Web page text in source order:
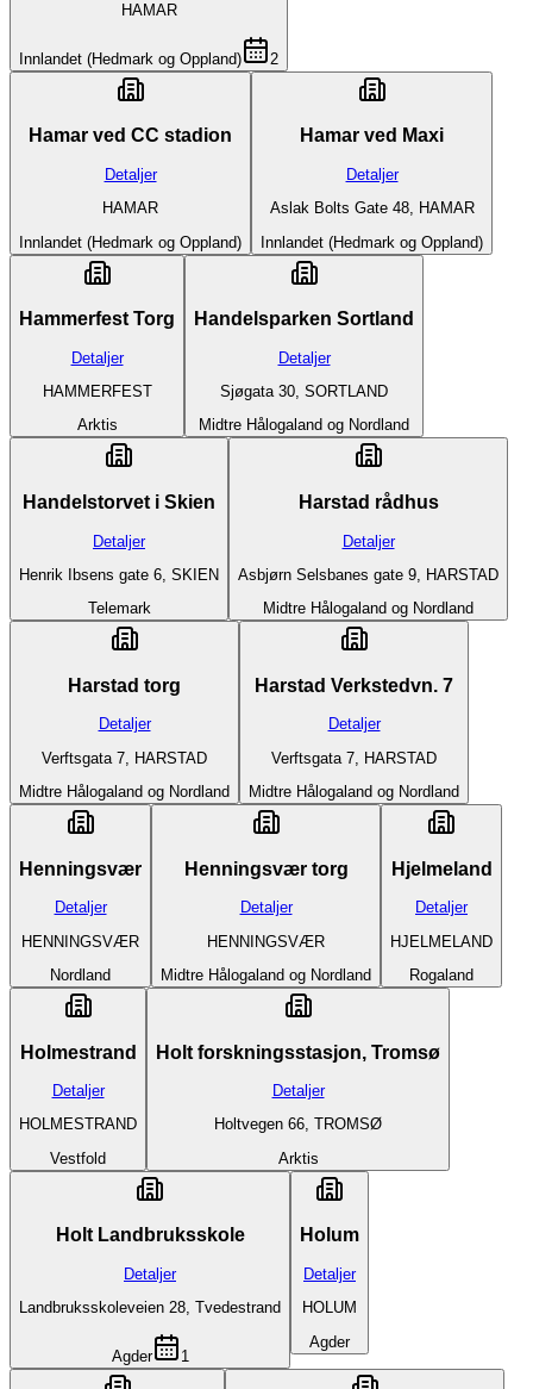
HAMAR
Innlandet (Hedmark og Oppland) 2
Hamar ved CC stadion
Detaljer
HAMAR
Innlandet (Hedmark og Oppland)
Hamar ved Maxi
Detaljer
Aslak Bolts Gate 48, HAMAR
Innlandet (Hedmark og Oppland)
Hammerfest Torg
Detaljer
HAMMERFEST
Arktis
Handelsparken Sortland
Detaljer
Sjøgata 30, SORTLAND
Midtre Hålogaland og Nordland
Handelstorvet i Skien
Detaljer
Henrik Ibsens gate 6, SKIEN
Telemark
Harstad rådhus
Detaljer
Asbjørn Selsbanes gate 9, HARSTAD
Midtre Hålogaland og Nordland
Harstad torg
Detaljer
Verftsgata 7, HARSTAD
Midtre Hålogaland og Nordland
Harstad Verkstedvn. 7
Detaljer
Verftsgata 7, HARSTAD
Midtre Hålogaland og Nordland
Henningsvær
Detaljer
HENNINGSVÆR
Nordland
Henningsvær torg
Detaljer
HENNINGSVÆR
Midtre Hålogaland og Nordland
Hjelmeland
Detaljer
HJELMELAND
Rogaland
Holmestrand
Detaljer
HOLMESTRAND
Vestfold
Holt forskningsstasjon, Tromsø
Detaljer
Holtvegen 66, TROMSØ
Arktis
Holt Landbruksskole
Detaljer
Landbruksskoleveien 28, Tvedestrand
Agder 1
Holum
Detaljer
HOLUM
Agder